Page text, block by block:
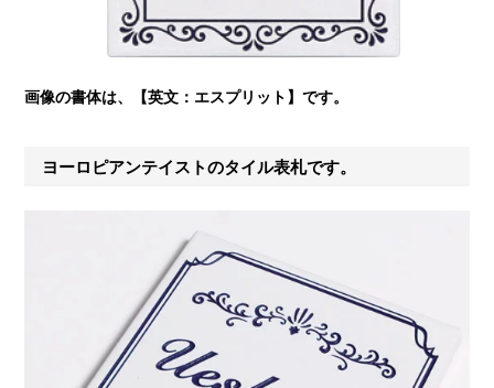
画像の書体は、【英文：エスプリット】です。
ヨーロピアンテイストのタイル表札です。